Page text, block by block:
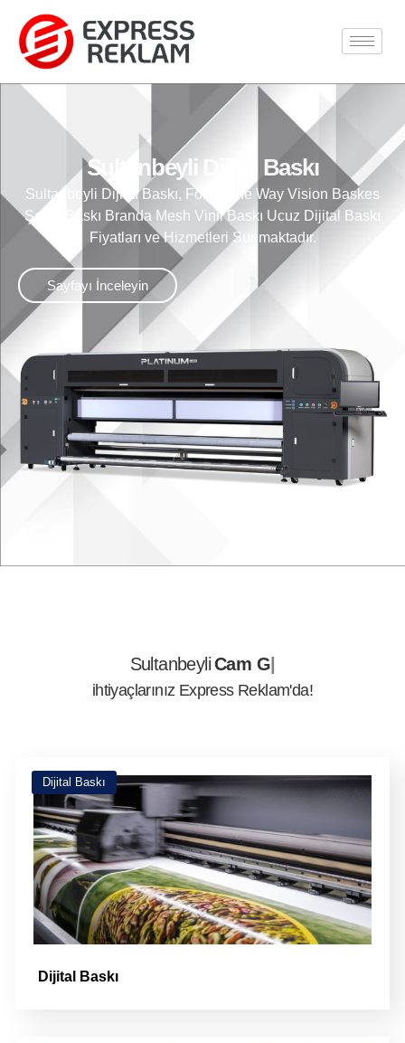
Sultanbeyli Dijital Baskı
Sultanbeyli Dijital Baskı, Folyo One Way Vision Baskes
Şeffaf Baskı Branda Mesh Vinil Baskı Ucuz Dijital Baskı
Fiyatları ve Hizmetleri Sunmaktadır.
Sayfayı İnceleyin
Sultanbeyli Reklam Tanıtım
ihtiyaçlarınız Express Reklam'da!
Dijital Baskı
Dijital Baskı